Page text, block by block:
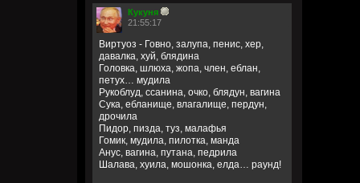
Кукуня
21:55:17
Виртуоз - Говно, залупа, пенис, хер,
давалка, хуй, блядина
Головка, шлюха, жопа, член, еблан,
петух… мудила
Рукоблуд, ссанина, очко, блядун, вагина
Сука, ебланище, влагалище, пердун,
дрочила
Пидор, пизда, туз, малафья
Гомик, мудила, пилотка, манда
Анус, вагина, путана, педрила
Шалава, хуила, мошонка, елда… раунд!